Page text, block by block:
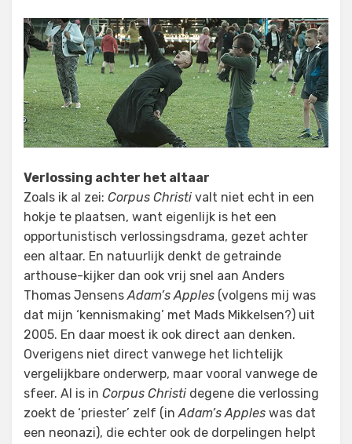
Verlossing achter het altaar
Zoals ik al zei: Corpus Christi valt niet echt in een
hokje te plaatsen, want eigenlijk is het een
opportunistisch verlossingsdrama, gezet achter
een altaar. En natuurlijk denkt de getrainde
arthouse-kijker dan ook vrij snel aan Anders
Thomas JensensAdam’s Apples (volgens mij was
dat mijn ‘kennismaking’ met Mads Mikkelsen?) uit
2005. En daar moest ik ook direct aan denken.
Overigens niet direct vanwege het lichtelijk
vergelijkbare onderwerp, maar vooral vanwege de
sfeer. Al is in Corpus Christi degene die verlossing
zoekt de ‘priester’ zelf (inAdam’s Apples was dat
een neonazi), die echter ook de dorpelingen helpt